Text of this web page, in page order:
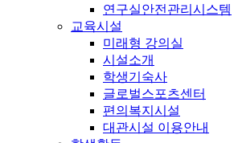
연구실안전관리시스템
교육시설
미래형 강의실
시설소개
학생기숙사
글로벌스포츠센터
편의복지시설
대관시설 이용안내